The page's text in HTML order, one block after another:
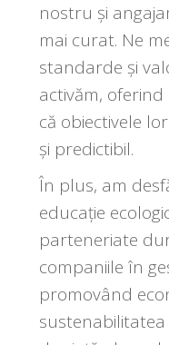
nostru și
mai curat. Ne
standarde și
activăm,
că obiectivele
și predictibil.
În plus, am
educație
parteneriate
companiile în
promovând